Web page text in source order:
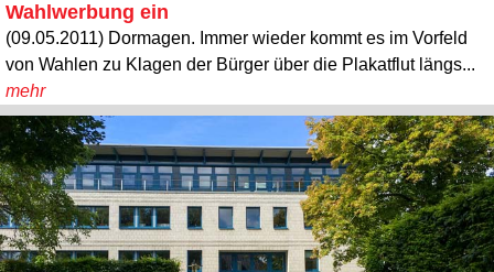
Wahlwerbung ein
(09.05.2011) Dormagen. Immer wieder kommt es im Vorfeld
von Wahlen zu Klagen der Bürger über die Plakatflut längs...
mehr